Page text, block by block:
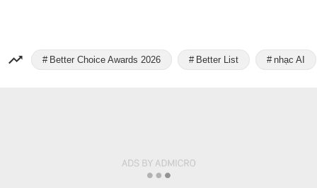
Better Choice Awards 2026 Better List nhạc AI